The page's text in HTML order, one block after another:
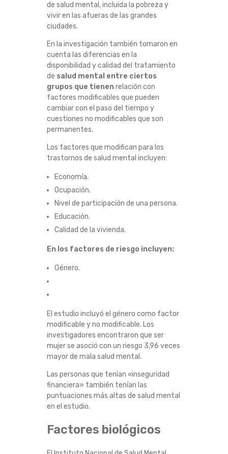
de salud mental, incluida la pobreza y
vivir en las afueras de las grandes
ciudades.
En la investigación también tomaron en
cuenta las diferencias en la
disponibilidad y calidad del tratamiento
de salud mental entre ciertos
grupos que tienen relación con
factores modificables que pueden
cambiar con el paso del tiempo y
cuestiones no modificables que son
permanentes.
Los factores que modifican para los
trastornos de salud mental incluyen:
Economía.
Ocupación.
Nivel de participación de una persona.
Educación.
Calidad de la vivienda.
En los factores de riesgo incluyen:
Género.
El estudio incluyó el género como factor
modificable y no modificable. Los
investigadores encontraron que ser
mujer se asoció con un riesgo 3,96 veces
mayor de mala salud mental.
Las personas que tenían «inseguridad
financiera» también tenían las
puntuaciones más altas de salud mental
en el estudio.
Factores biológicos